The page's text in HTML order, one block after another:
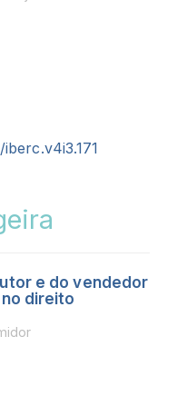
e do vendedor
direito